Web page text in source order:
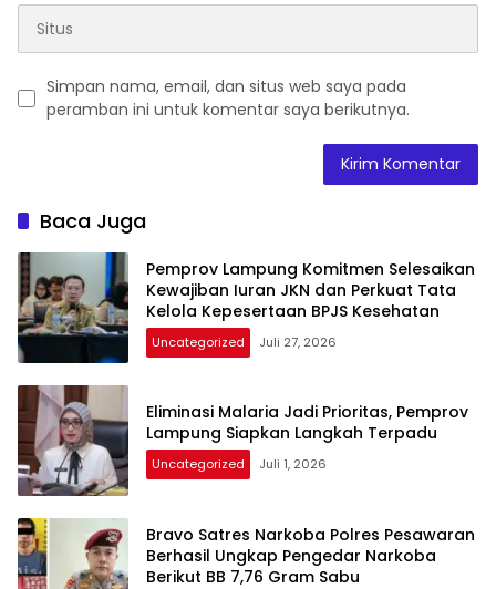
Simpan nama, email, dan situs web saya pada
peramban ini untuk komentar saya berikutnya.
Baca Juga
Pemprov Lampung Komitmen Selesaikan
Kewajiban Iuran JKN dan Perkuat Tata
Kelola Kepesertaan BPJS Kesehatan
Uncategorized Juli 27, 2026
Eliminasi Malaria Jadi Prioritas, Pemprov
Lampung Siapkan Langkah Terpadu
Uncategorized Juli 1, 2026
Bravo Satres Narkoba Polres Pesawaran
Berhasil Ungkap Pengedar Narkoba
Berikut BB 7,76 Gram Sabu